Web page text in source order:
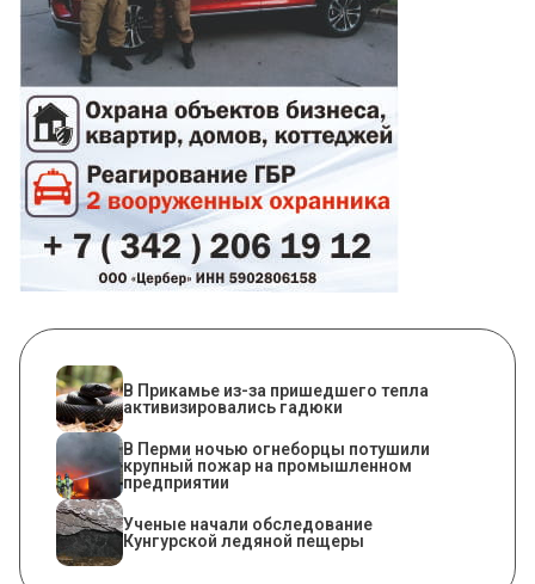
​В Прикамье из-за пришедшего тепла
активизировались гадюки
​В Перми ночью огнеборцы потушили
крупный пожар на промышленном
предприятии
Ученые начали обследование
Кунгурской ледяной пещеры